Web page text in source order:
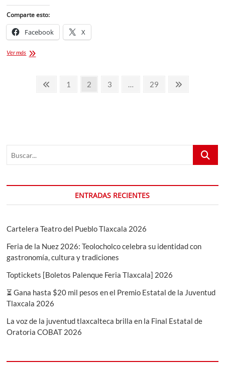
Comparte esto:
Facebook X
Ver másBeach
la
PaginaciónPáginaPágina
1 Página
2 Página
3 … Página
29
Página
Buscar...
ENTRADAS RECIENTES
Cartelera Teatro del Pueblo Tlaxcala 2026
Feria de la Nuez 2026: Teolocholco celebra su identidad con
gastronomía, cultura y tradiciones
Toptickets [Boletos Palenque Feria Tlaxcala] 2026
⏳ Gana hasta $20 mil pesos en el Premio Estatal de la Juventud
Tlaxcala 2026
La voz de la juventud tlaxcalteca brilla en la Final Estatal de
Oratoria COBAT 2026